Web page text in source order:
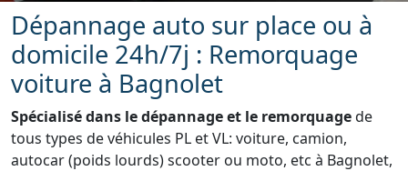
Dépannage auto sur place ou à
domicile 24h/7j : Remorquage
voiture à Bagnolet
Spécialisé dans le dépannage et le remorquagede
tous types de véhicules PL et VL: voiture, camion,
autocar (poids lourds) scooter ou moto, etc à Bagnolet,